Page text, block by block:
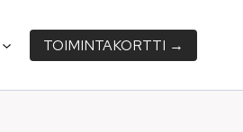
TOIMINTA­KORTTI →